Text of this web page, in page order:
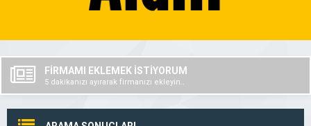
FİRMAMI EKLEMEK İSTİYORUM
5 dakikanızı ayırarak firmanızı ekleyin..